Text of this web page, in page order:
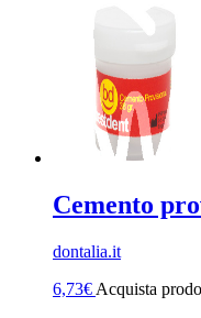
Cemento
dontalia.it
6,73€ Acquista